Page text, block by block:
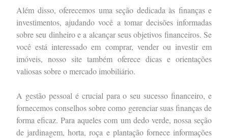
Além disso, oferecemos uma seção dedicada às finanças e
investimentos, ajudando você a tomar decisões informadas
sobre seu dinheiro e a alcançar seus objetivos financeiros. Se
você está interessado em comprar, vender ou investir em
imóveis, nosso site também oferece dicas e orientações
valiosas sobre o mercado imobiliário.
A gestão pessoal é crucial para o seu sucesso financeiro, e
fornecemos conselhos sobre como gerenciar suas finanças de
forma eficaz. Para aqueles com um dedo verde, nossa seção
de jardinagem, horta, roça e plantação fornece informações